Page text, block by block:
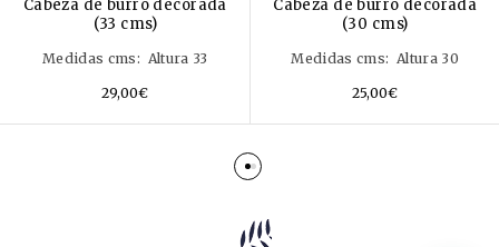
Cabeza de burro decorada
(33 cms)
Medidas cms: Altura 33
29,00€
Cabeza de burro decorada
(30 cms)
Medidas cms: Altura 30
25,00€